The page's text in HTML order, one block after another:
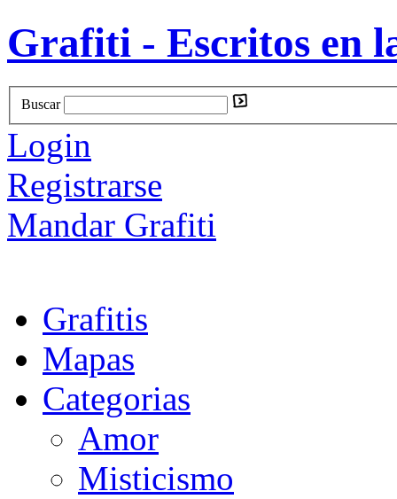
Grafiti - Escritos en
Buscar
Login
Registrarse
Mandar Grafiti
Grafitis
Mapas
Categorias
Amor
Misticismo